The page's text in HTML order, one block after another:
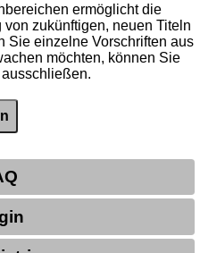
ermöglicht die
zukünftigen, neuen Titeln
Sie einzelne Vorschriften aus
möchten, können Sie